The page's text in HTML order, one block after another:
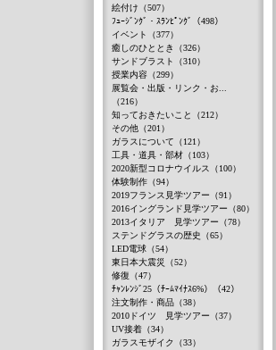
絵付け（507）
ﾌｭｰｼﾞﾝｸﾞ・ｽﾗﾝﾋﾟﾝｸﾞ（498）
イベント（377）
癒しのひととき（326）
サンドブラスト（310）
授業内容（299）
展覧会・出版・リンク・お...
（216）
知っておきたいこと（212）
その他（201）
ガラスについて（121）
工具・道具・部材（103）
2020新型コロナウイルス（100）
体験制作（94）
2019フランス見学ツアー（91）
2016イングランド見学ツアー（80）
2013イタリア 見学ツアー（78）
ステンドグラスの歴史（65）
LED電球（54）
東日本大震災（52）
修復（47）
ﾁｬﾝﾚﾝｼﾞ25（ﾁｰﾑﾏｲﾅｽ6%）（42）
注文制作・商品（38）
2010ドイツ 見学ツアー（37）
UV接着（34）
ガラスモザイク（33）